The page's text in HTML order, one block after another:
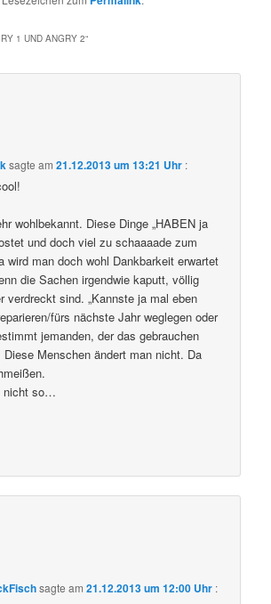
1 UND ANGRY 2“
sagte am21.12.2013 um 13:21 Uhr :
wohlbekannt. Diese Dinge „HABEN ja
und doch viel zu schaaaade zum
wird man doch wohl Dankbarkeit erwartet
die Sachen irgendwie kaputt, völlig
verdreckt sind. „Kannste ja mal eben
fürs nächste Jahr weglegen oder
jemanden, der das gebrauchen
Diese Menschen ändert man nicht. Da
nicht so…
sagte am21.12.2013 um 12:00 Uhr :